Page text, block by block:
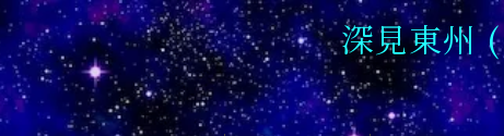
深見東州